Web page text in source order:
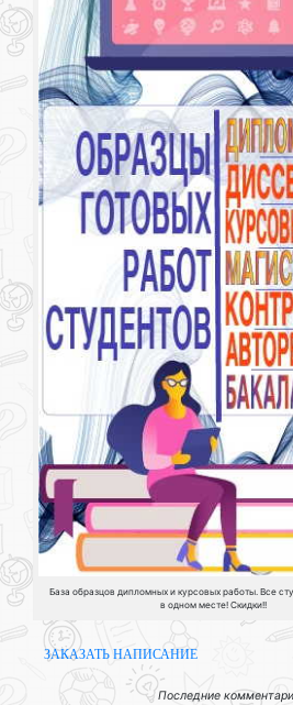
База образцов дипломных и курсовых работы. Все
в одном месте! Скидки!!
ЗАКАЗАТЬ НАПИСАНИЕ
Последние